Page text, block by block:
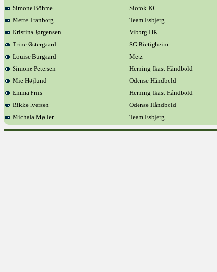
Simone Böhme
Siofok KC
Mette Tranborg
Team Esbjerg
Kristina Jørgensen
Viborg HK
Trine Østergaard
SG Bietigheim
Louise Burgaard
Metz
Simone Petersen
Herning-Ikast Håndbold
Mie Højlund
Odense Håndbold
Emma Friis
Herning-Ikast Håndbold
Rikke Iversen
Odense Håndbold
Michala Møller
Team Esbjerg